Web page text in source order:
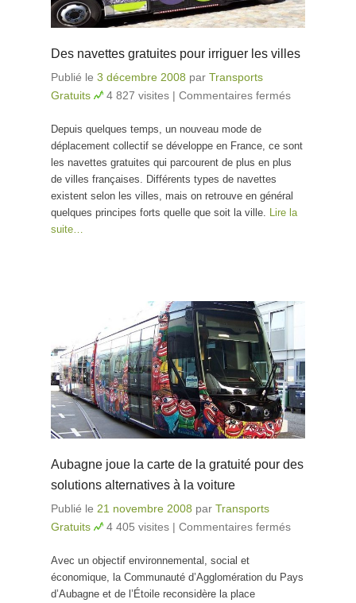
Des navettes gratuites pour irriguer les villes
Publié le 3 décembre 2008 par Transports
Gratuits
4 827 visites | Commentaires fermés
pour
Depuis quelques temps, un nouveau mode de
déplacement collectif se développe en France, ce sont
les navettes gratuites qui parcourent de plus en plus
de villes françaises. Différents types de navettes
existent selon les villes, mais on retrouve en général
quelques principes forts quelle que soit la ville. Lire la
suite…
Aubagne joue la carte de la gratuité pour des
solutions alternatives à la voiture
Publié le 21 novembre 2008 par Transports
Gratuits
4 405 visites | Commentaires fermés
carte de la
Avec un objectif environnemental, social et
économique, la Communauté d’Agglomération du Pays
d’Aubagne et de l’Étoile reconsidère la place